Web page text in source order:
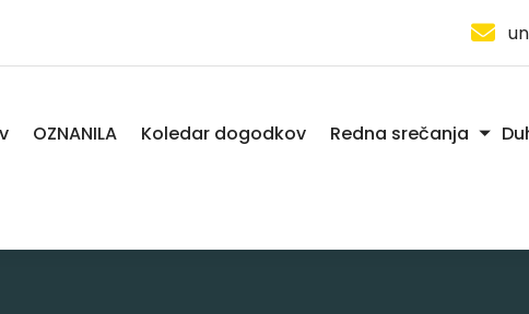
OZNANILA Koledar dogodkov Redna srečanja